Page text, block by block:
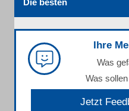
Die besten
Ihre
Was
Was
Jetzt